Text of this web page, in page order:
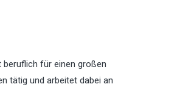
beruflich für einen großen
tätig und arbeitet dabei an